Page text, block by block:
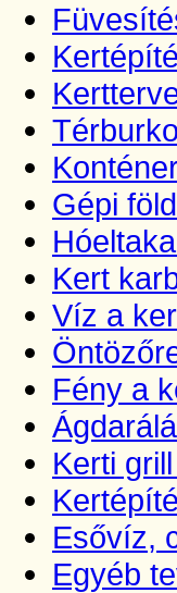
Gépi
Kert
Víz a
Fény a
Kerti
Esővíz,
Egyéb